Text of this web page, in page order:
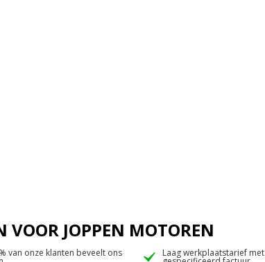
VOOR JOPPEN MOTOREN
van onze klanten beveelt ons Laag werkplaatstarief met